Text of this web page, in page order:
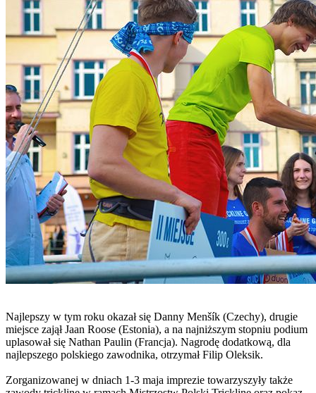
Najlepszy w tym roku okazał się Danny Menšík (Czechy), drugie
miejsce zajął Jaan Roose (Estonia), a na najniższym stopniu podium
uplasował się Nathan Paulin (Francja). Nagrodę dodatkową, dla
najlepszego polskiego zawodnika, otrzymał Filip Oleksik.
Zorganizowanej w dniach 1-3 maja imprezie towarzyszyły także